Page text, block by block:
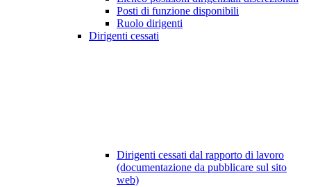
Posti di funzione disponibili
Ruolo dirigenti
Dirigenti cessati
Dirigenti cessati dal rapporto di lavoro
(documentazione da pubblicare sul sito
web)